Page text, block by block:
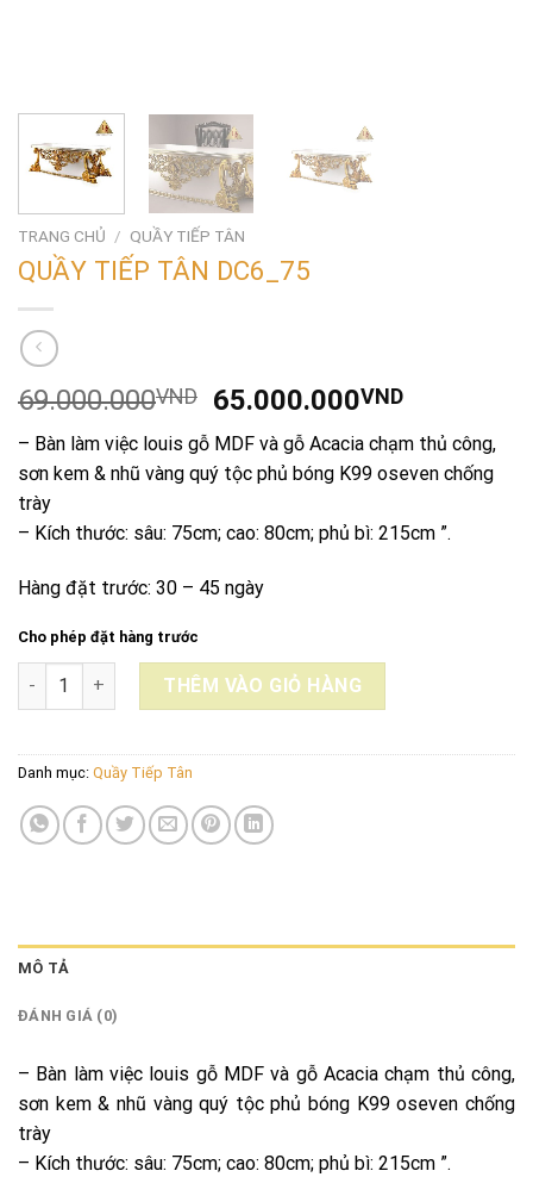
TRANG CHỦ / QUẦY TIẾP TÂN
QUẦY TIẾP TÂN DC6_75
69.000.000VND
Giá
gốc
là:
69.000.000VND.
65.000.000VNDGiá
hiện
tại
là:
– Bàn làm việc louis gỗ MDF và gỗ Acacia chạm thủ công,
sơn kem & nhũ vàng quý tộc phủ bóng K99 oseven chống
trày
– Kích thước: sâu: 75cm; cao: 80cm; phủ bì: 215cm ”.
Hàng đặt trước: 30 – 45 ngày
Cho phép đặt hàng trước
QUẦY TIẾP TÂN DC6_75 số lượng
THÊM VÀO GIỎ HÀNG
Danh mục: Quầy Tiếp Tân
MÔ TẢ
ĐÁNH GIÁ (0)
– Bàn làm việc louis gỗ MDF và gỗ Acacia chạm thủ công,
sơn kem & nhũ vàng quý tộc phủ bóng K99 oseven chống
trày
– Kích thước: sâu: 75cm; cao: 80cm; phủ bì: 215cm ”.